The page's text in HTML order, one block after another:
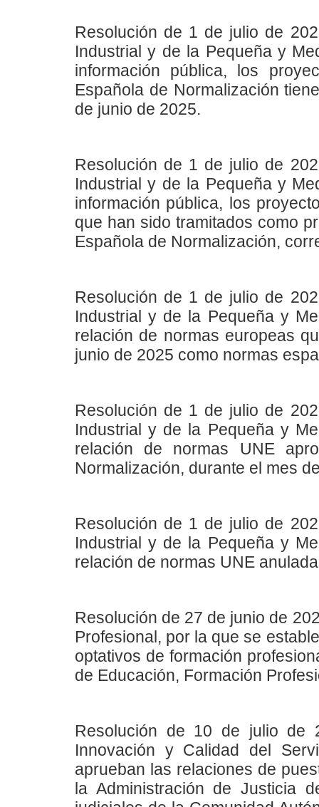
Resolución de 1 de julio de
Industrial y de la Pequeña y
información pública, los
Española de Normalización
de junio de 2025.
Resolución de 1 de julio de
Industrial y de la Pequeña y
información pública, los
que han sido tramitados como
Española de Normalización,
Resolución de 1 de julio de
Industrial y de la Pequeña y
relación de normas europeas
junio de 2025 como normas
Resolución de 1 de julio de
Industrial y de la Pequeña y
relación de normas UNE
Normalización, durante el mes
Resolución de 1 de julio de
Industrial y de la Pequeña y
relación de normas UNE
Resolución de 27 de junio de
Profesional, por la que se
optativos de formación
de Educación, Formación
Resolución de 10 de julio de
Innovación y Calidad del
aprueban las relaciones de
la Administración de Justicia